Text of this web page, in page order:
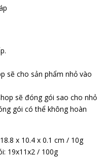
sẽ cho sản phẩm nhỏ vào
sẽ đóng gói sao cho nhỏ
gói có thể không hoàn
x 10.4 x 0.1 cm / 10g
19x11x2 / 100g